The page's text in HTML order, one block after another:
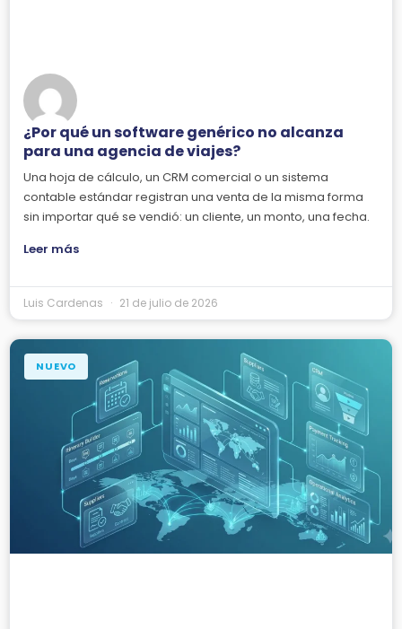
¿Por qué un software genérico no alcanza
para una agencia de viajes?
Una hoja de cálculo, un CRM comercial o un sistema
contable estándar registran una venta de la misma forma
sin importar qué se vendió: un cliente, un monto, una fecha.
Leer más
Luis Cardenas 21 de julio de 2026
NUEVO